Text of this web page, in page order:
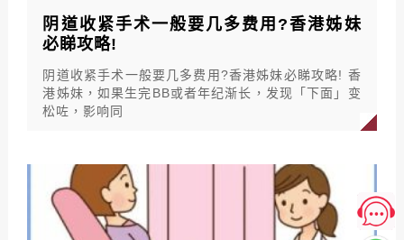
阴道收紧手术一般要几多费用?香港姊妹
必睇攻略!
阴道收紧手术一般要几多费用?香港姊妹必睇攻略! 香
港姊妹，如果生完BB或者年纪渐长，发现「下面」变
松咗，影响同